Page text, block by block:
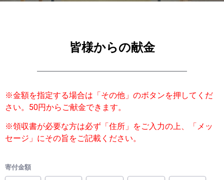
皆様からの献金
※金額を指定する場合は「その他」のボタンを押してくだ
さい。50円からご献金できます。
※領収書が必要な方は必ず「住所」をご入力の上、「メッ
セージ」にその旨をご記載ください。
寄付金額